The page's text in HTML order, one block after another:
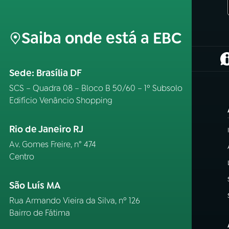
Saiba onde está a EBC
Sede: Brasília DF
SCS – Quadra 08 – Bloco B 50/60 – 1º Subsolo
Edifício Venâncio Shopping
Rio de Janeiro RJ
Av. Gomes Freire, n° 474
Centro
São Luís MA
Rua Armando Vieira da Silva, nº 126
Bairro de Fátima